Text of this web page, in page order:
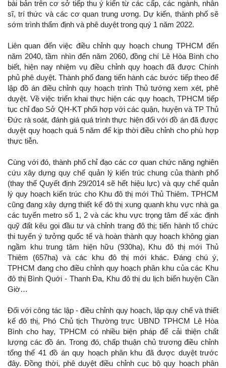
bài bản trên cơ sở tiếp thu ý kiến từ các cấp, các ngành, nhân
sĩ, trí thức và các cơ quan trung ương. Dự kiến, thành phố sẽ
sớm trình thẩm định và phê duyệt trong quý 1 năm 2022.
Liên quan đến việc điều chỉnh quy hoạch chung TPHCM đến
năm 2040, tầm nhìn đến năm 2060, đồng chí Lê Hòa Bình cho
biết, hiện nay nhiệm vụ điều chỉnh quy hoạch đã được Chính
phủ phê duyệt. Thành phố đang tiến hành các bước tiếp theo để
lập đồ án điều chỉnh quy hoạch trình Thủ tướng xem xét, phê
duyệt. Về việc triển khai thực hiện các quy hoạch, TPHCM tiếp
tục chỉ đạo Sở QH-KT phối hợp với các quận, huyện và TP Thủ
Đức rà soát, đánh giá quá trình thực hiện đối với đồ án đã được
duyệt quy hoạch quá 5 năm để kịp thời điều chỉnh cho phù hợp
thực tiễn.
Cùng với đó, thành phố chỉ đạo các cơ quan chức năng nghiên
cứu xây dựng quy chế quản lý kiến trúc chung của thành phố
(thay thế Quyết định 29/2014 sẽ hết hiệu lực) và quy chế quản
lý quy hoạch kiến trúc cho Khu đô thị mới Thủ Thiêm. TPHCM
cũng đang xây dựng thiết kế đô thị xung quanh khu vực nhà ga
các tuyến metro số 1, 2 và các khu vực trọng tâm để xác định
quỹ đất kêu gọi đầu tư và chỉnh trang đô thị; tiến hành tổ chức
thi tuyển ý tưởng quốc tế và hoàn thành quy hoạch không gian
ngầm khu trung tâm hiện hữu (930ha), Khu đô thị mới Thủ
Thiêm (657ha) và các khu đô thị mới khác. Đáng chú ý,
TPHCM đang cho điều chỉnh quy hoạch phân khu của các Khu
đô thị Bình Quới - Thanh Đa, Khu đô thị du lịch biển huyện Cần
Giờ…
Đối với công tác lập - điều chỉnh quy hoạch, lập quy chế và thiết
kế đô thị, Phó Chủ tịch Thường trực UBND TPHCM Lê Hòa
Bình cho hay, TPHCM có nhiều biện pháp để cải thiện chất
lượng các đồ án. Trong đó, chấp thuận chủ trương điều chỉnh
tổng thể 41 đồ án quy hoạch phân khu đã được duyệt trước
đây. Đồng thời, phê duyệt điều chỉnh cục bộ quy hoạch phân